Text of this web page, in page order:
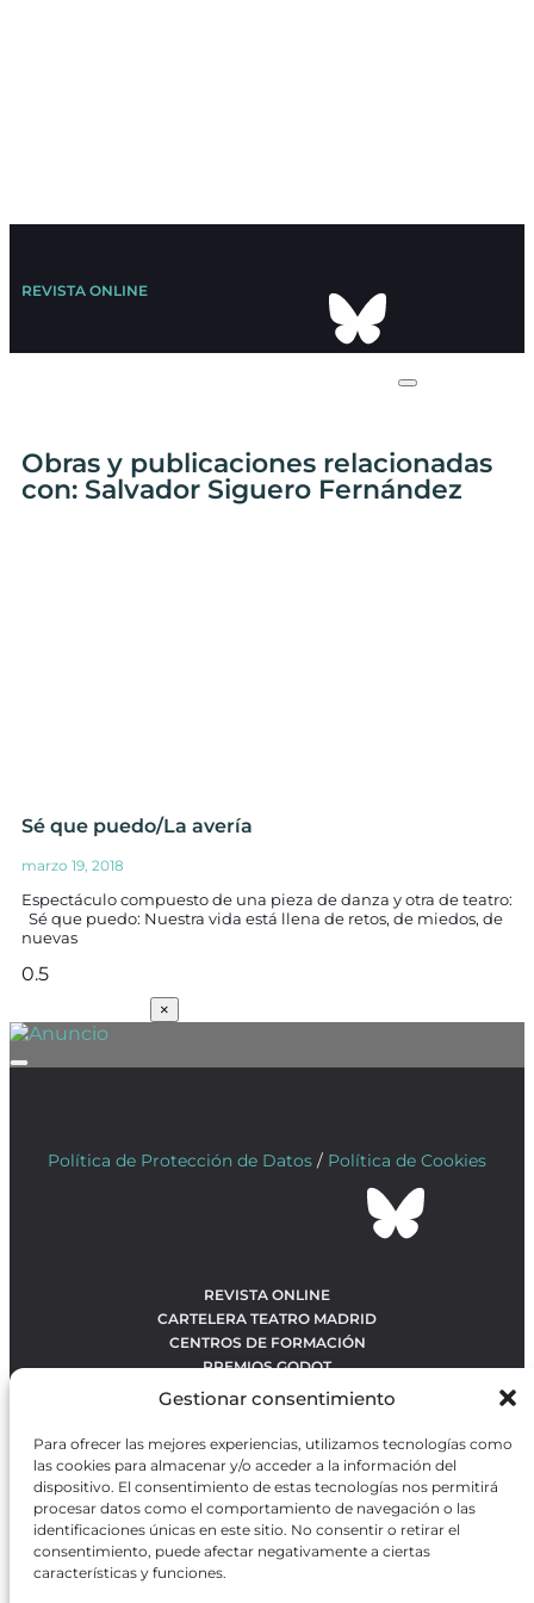
Gestionar consentimiento
Para ofrecer las mejores experiencias, utilizamos tecnologías como
las cookies para almacenar y/o acceder a la información del
dispositivo. El consentimiento de estas tecnologías nos permitirá
procesar datos como el comportamiento de navegación o las
identificaciones únicas en este sitio. No consentir o retirar el
consentimiento, puede afectar negativamente a ciertas
características y funciones.
REVISTA ONLINE
Obras y publicaciones relacionadas
con: Salvador Siguero Fernández
Sé que puedo/La avería
marzo 19, 2018
Espectáculo compuesto de una pieza de danza y otra de teatro:
Sé que puedo: Nuestra vida está llena de retos, de miedos, de
nuevas
×
Política de Protección de Datos / Política de Cookies
REVISTA ONLINE
CARTELERA TEATRO MADRID
CENTROS DE FORMACIÓN
PREMIOS GODOT
CONTACTO
OBRAS MÁS VOTADAS
RANKING MEJORES OBRAS
BÚSQUEDA AVANZADA DE OBRAS